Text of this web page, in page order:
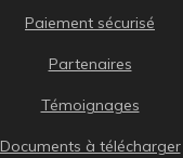
Paiement sécurisé
Partenaires
Témoignages
Documents à télécharger